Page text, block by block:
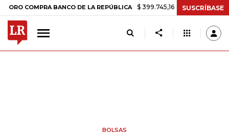
COMPRA BANCO DE LA REPÚBLICA $ 399.745,16 +$ 2.295,71 +0,58%
SUSCRÍBASE
BOLSAS